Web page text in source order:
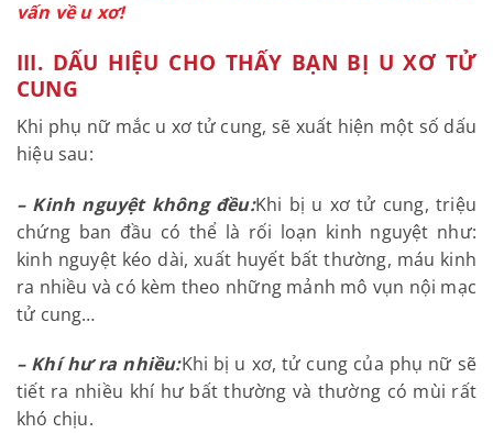
>>> Liên hệ ngay hotline: 039.823.8228 để được
III. DẤU HIỆU CHO THẤY BẠN BỊ U XƠ TỬ
CUNG
Khi phụ nữ mắc u xơ tử cung, sẽ xuất hiện một số
– Kinh nguyệt không đều: Khi bị u xơ tử cung, triệu
chứng ban đầu có thể là rối loạn kinh nguyệt như:
kinh nguyệt kéo dài, xuất huyết bất thường, máu
kinh ra nhiều và có kèm theo những mảnh mô vụn
– Khí hư ra nhiều: Khi bị u xơ, tử cung của phụ nữ
sẽ tiết ra nhiều khí hư bất thường và thường có mùi